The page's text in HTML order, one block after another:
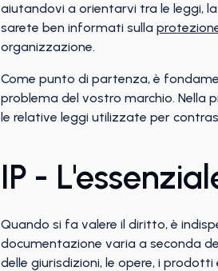
aiutandovi a orientarvi tra le leggi,
sarete ben informati sulla
organizzazione.
Come punto di partenza, è
problema del vostro marchio. Nella
le relative leggi utilizzate per
IP -
Quando si fa valere il diritto, è
documentazione varia a seconda
delle giurisdizioni, le opere, i